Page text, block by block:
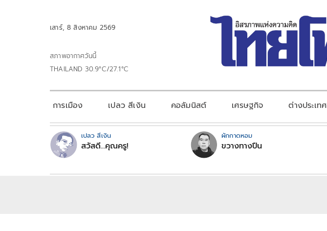
เสาร์, 8 สิงหาคม 2569
สภาพอากาศวันนี้
THAILAND 30.9°C/27.1°C
การเมือง เปลว สีเงิน คอลัมนิสต์ เศรษฐกิจ ต่างประเทศ
เปลว สีเงิน
สวัสดี...คุณครู!
ผักกาดหอม
ขวางทางปืน